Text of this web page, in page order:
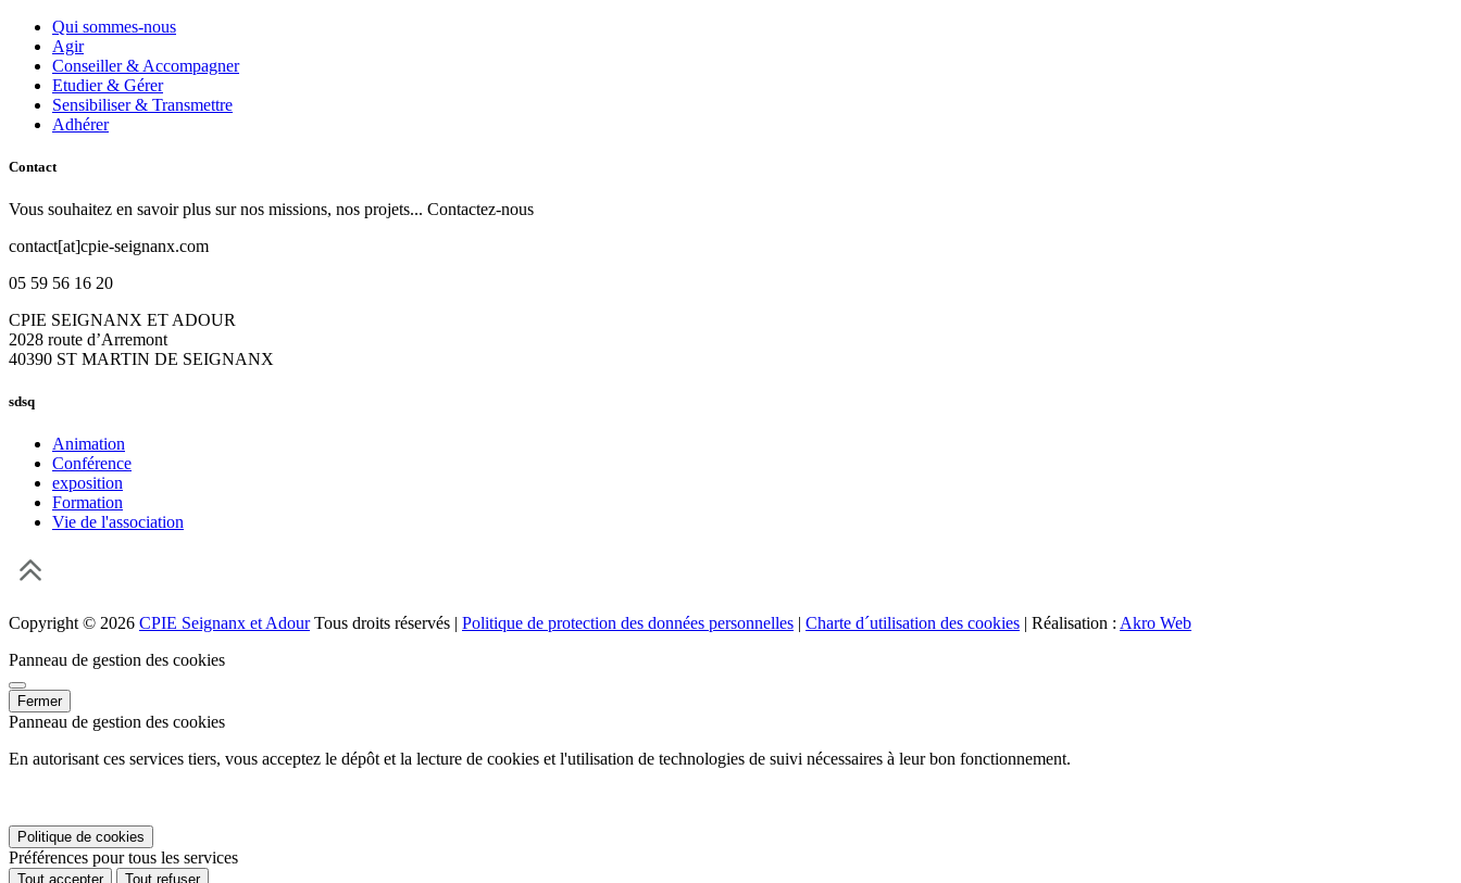
Qui sommes-nous
Agir
Conseiller & Accompagner
Etudier & Gérer
Sensibiliser & Transmettre
Adhérer
Contact
Vous souhaitez en savoir plus sur nos missions, nos projets... Contactez-nous
contact[at]cpie-seignanx.com
05 59 56 16 20
CPIE SEIGNANX ET ADOUR
2028 route d’Arremont
40390 ST MARTIN DE SEIGNANX
sdsq
Animation
Conférence
exposition
Formation
Vie de l'association
Copyright © 2026 CPIE Seignanx et AdourTous droits réservés | Politique de protection des données personnelles Charte d´utilisation des cookies | Réalisation : Akro Web
Panneau de gestion des cookies
Fermer
Panneau de gestion des cookies
En autorisant ces services tiers, vous acceptez le dépôt et la lecture de cookies et l'utilisation de technologies de suivi nécessaires à leur bon fonctionnement.
Politique de cookies
Préférences pour tous les services
Tout accepter Tout refuser